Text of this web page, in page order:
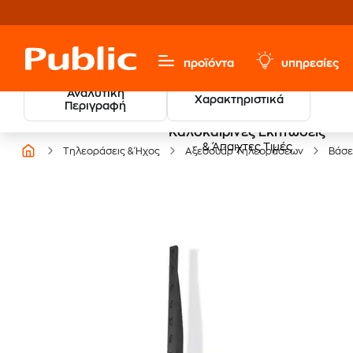
προϊόντα υπηρεσίες
Αναλυτική
Περιγραφή
Χαρακτηριστικά
Καλοκαιρινές Εκπτώσεις
& Άπαιχτες Τιμές
Τηλεοράσεις & Ήχος Αξεσουάρ Τηλεοράσεων